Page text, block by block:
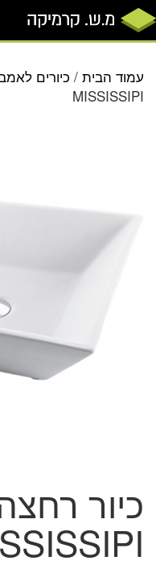
עמוד הבית / כיורים
MISSISSIPI
כיור